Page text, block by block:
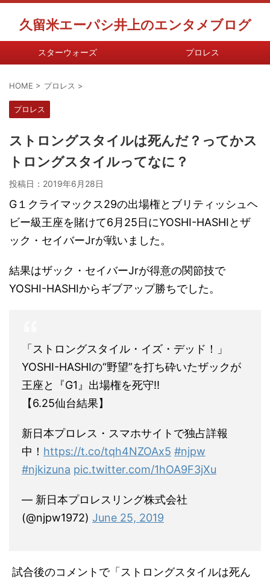
久留米エーパシ井上のエンタメブログ
スターウォーズ プロレス
HOME > プロレス >
プロレス
ストロングスタイルは死んだ？ってかス
トロングスタイルってなに？
投稿日： 2019年6月28日
G１クライマックス29の出場権とブリティッシュヘ
ビー級王座を賭けて6月25日にYOSHI-HASHIとザ
ック・セイバーJrが戦いました。
結果はザック・セイバーJrが得意の関節技で
YOSHI-HASHIからギブアップ勝ちでした。
「ストロングスタイル・イズ・デッド！」
YOSHI-HASHIの“野望”を打ち砕いたザックが
王座と『G1』出場権を死守!!
【6.25仙台結果】
新日本プロレス・スマホサイトで独占詳報
中！ https://t.co/tqh4NZOAx5 #njpw
#njkizuna pic.twitter.com/1hOA9F3jXu
— 新日本プロレスリング株式会社
(@njpw1972) June 25, 2019
試合後のコメントで「ストロングスタイルは死ん